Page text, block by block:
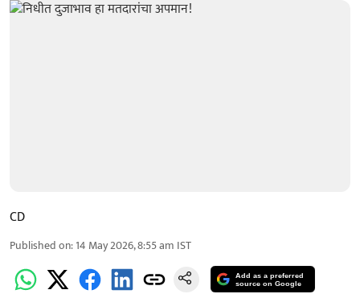
CD
Published on:14 May 2026, 8:55 am IST
Add as a preferred
source on Google